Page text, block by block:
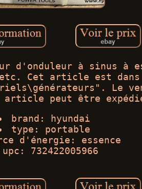
d'onduleur à sinus à
etc. Cet article est
Le
peut être expédié
brand: hyundai
type: portable
d'énergie: essence
upc: 732422005966